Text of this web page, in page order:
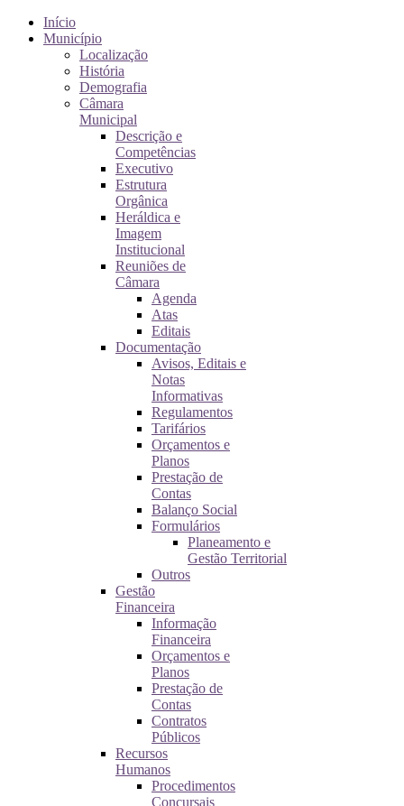
Início
Município
Localização
História
Demografia
Câmara
Municipal
Descrição e
Competências
Executivo
Estrutura
Orgânica
Heráldica e
Imagem
Institucional
Reuniões de
Câmara
Agenda
Atas
Editais
Documentação
Avisos, Editais e
Notas
Informativas
Regulamentos
Tarifários
Orçamentos e
Planos
Prestação de
Contas
Balanço Social
Formulários
Planeamento e
Gestão Territorial
Outros
Gestão
Financeira
Informação
Financeira
Orçamentos e
Planos
Prestação de
Contas
Contratos
Públicos
Recursos
Humanos
Procedimentos
Concursais